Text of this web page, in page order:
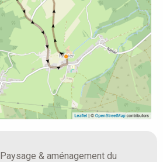
Paysage & aménagement du